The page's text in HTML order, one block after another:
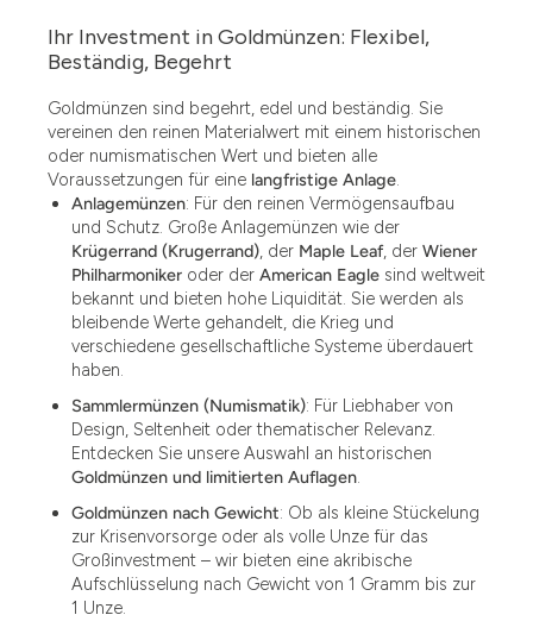
Ihr Investment in Goldmünzen: Flexibel,
Beständig, Begehrt
Goldmünzen sind begehrt, edel und beständig. Sie
vereinen den reinen Materialwert mit einem historischen
oder numismatischen Wert und bieten alle
Voraussetzungen für eine langfristige Anlage.
Anlagemünzen: Für den reinen Vermögensaufbau
und Schutz. Große Anlagemünzen wie der
Krügerrand (Krugerrand), der Maple Leaf, der Wiener
Philharmoniker oder der American Eagle sind weltweit
bekannt und bieten hohe Liquidität. Sie werden als
bleibende Werte gehandelt, die Krieg und
verschiedene gesellschaftliche Systeme überdauert
haben.
Sammlermünzen (Numismatik): Für Liebhaber von
Design, Seltenheit oder thematischer Relevanz.
Entdecken Sie unsere Auswahl an historischen
Goldmünzen und limitierten Auflagen.
Goldmünzen nach Gewicht: Ob als kleine Stückelung
zur Krisenvorsorge oder als volle Unze für das
Großinvestment – wir bieten eine akribische
Aufschlüsselung nach Gewicht von 1 Gramm bis zur
1 Unze.